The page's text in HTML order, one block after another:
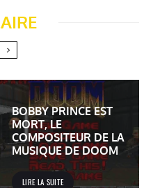
BOBBY PRINCE EST
MORT, LE
COMPOSITEUR DE LA
MUSIQUE DE DOOM
LIRE LA SUITE